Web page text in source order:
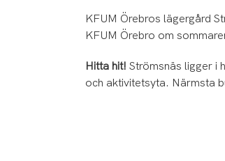
KFUM Örebros lägergård
KFUM Örebro om
Hitta hit! Strömsnäs ligger i
och aktivitetsyta. Närmsta